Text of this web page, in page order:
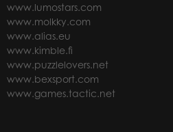
www.lumostars.com
www.molkky.com
www.alias.eu
www.kimble.fi
www.puzzlelovers.net
www.bexsport.com
www.games.tactic.net